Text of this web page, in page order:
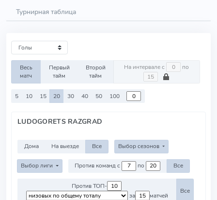
Турнирная таблица
Весь
матч
Первый
тайм
Второй
тайм
На интервале с по
5 10 15 20 30 40 50 100
LUDOGORETS RAZGRAD
Дома На выезде Все Выбор сезонов
Выбор лиги Против команд с по Все
Против ТОП-
за
матчей
Все